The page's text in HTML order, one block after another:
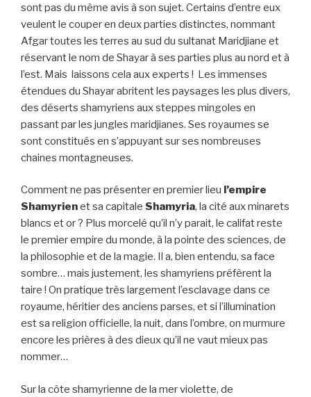
sont pas du même avis à son sujet. Certains d’entre eux
veulent le couper en deux parties distinctes, nommant
Afgar toutes les terres au sud du sultanat Maridjiane et
réservant le nom de Shayar à ses parties plus au nord et à
l’est. Mais laissons cela aux experts ! Les immenses
étendues du Shayar abritent les paysages les plus divers,
des déserts shamyriens aux steppes mingoles en
passant par les jungles maridjianes. Ses royaumes se
sont constitués en s’appuyant sur ses nombreuses
chaines montagneuses.
Comment ne pas présenter en premier lieu l’empire
Shamyrienet sa capitale Shamyria, la cité aux minarets
blancs et or ? Plus morcelé qu’il n’y parait, le califat reste
le premier empire du monde, à la pointe des sciences, de
la philosophie et de la magie. Il a, bien entendu, sa face
sombre… mais justement, les shamyriens préfèrent la
taire ! On pratique très largement l’esclavage dans ce
royaume, héritier des anciens parses, et si l’illumination
est sa religion officielle, la nuit, dans l’ombre, on murmure
encore les prières à des dieux qu’il ne vaut mieux pas
nommer…
Sur la côte shamyrienne de la mer violette, de